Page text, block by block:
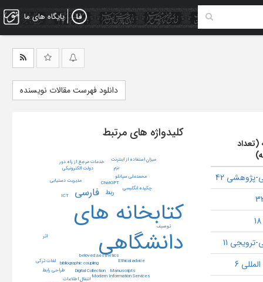
پایگاه های ما
دانلود فهرست مقالات نویسنده
(تعداد
پژوهشی 42
ترویجی 11
6
کلیدواژه های مرتبط
کتابخانه های
دانشگاهی
فارسی ربط
beloved aesthetics
bibliographic coupling
ChatGPT
Digital Collection
Ethical advice
ICT
Manuscripts
Modern Information Services
چکیده انگلیسی
محمدعلی سپانلو
مدیریت دستیابی
اثر
انتقال اطلاعات
بزم
توصیف
خدمات مرجع از راه دور
دولت الکترونیکی
طراحی رابط
لغات ترکی
میزان استفاده از اینترنت